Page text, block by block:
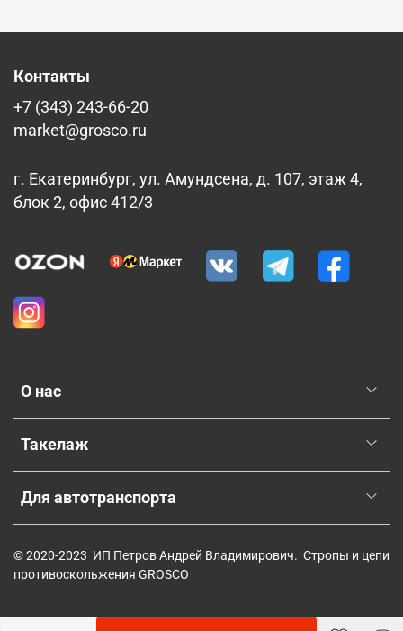
О нас
Такелаж
Для автотранспорта
Контакты
+7 (343) 243-66-20
market@grosco.ru
г. Екатеринбург, ул. Амундсена, д. 107, этаж 4,
блок 2, офис 412/3
© 2020-2023 ИП Петров Андрей Владимирович. Стропы и цепи
противоскольжения GROSCO